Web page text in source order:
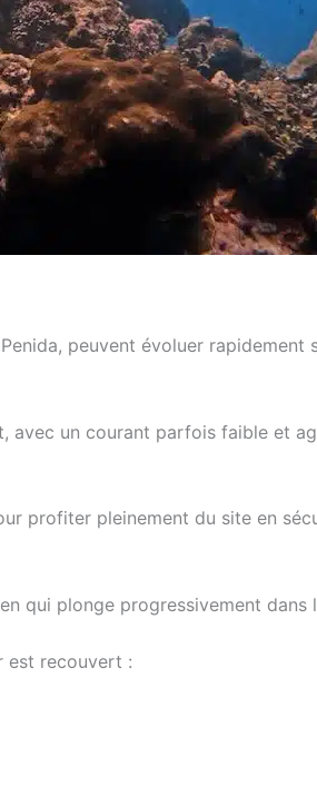
peuvent évoluer rapidement
un courant parfois faible et
profiter pleinement du site en
qui plonge progressivement dans
est recouvert :